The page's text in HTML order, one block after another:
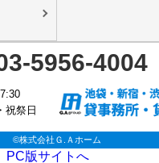
5956-4004
祝祭日
©株式会社Ｇ.Ａホーム
PC版サイトへ